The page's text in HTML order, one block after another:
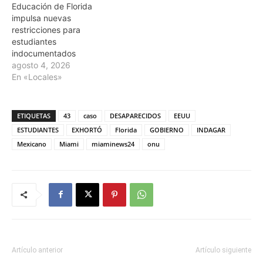
Educación de Florida
impulsa nuevas
restricciones para
estudiantes
indocumentados
agosto 4, 2026
En «Locales»
ETIQUETAS 43 caso DESAPARECIDOS
EEUU
ESTUDIANTES
EXHORTÓ Florida GOBIERNO
INDAGAR
Mexicano
Miami miaminews24 onu
Artículo anterior Artículo siguiente